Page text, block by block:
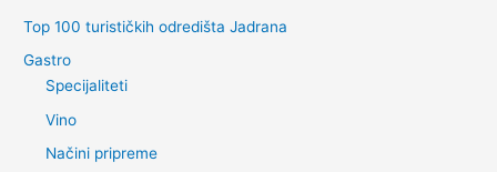
Top 100 turističkih odredišta Jadrana
Gastro
Specijaliteti
Vino
Načini pripreme